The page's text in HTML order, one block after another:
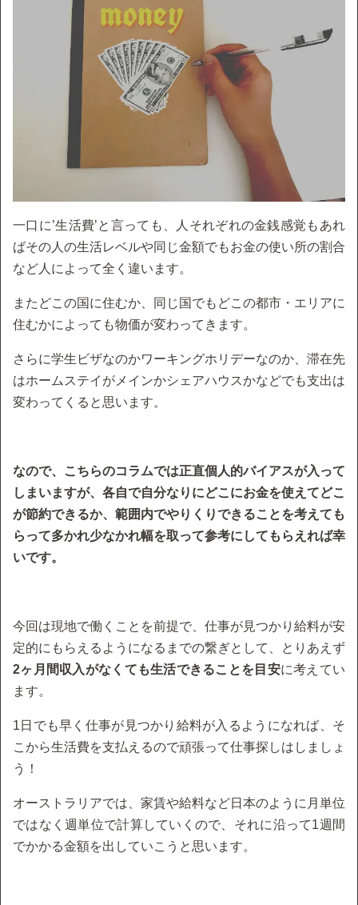
一口に’生活費’と言っても、人それぞれの金銭感覚もあれ
ばその人の生活レベルや同じ金額でもお金の使い所の割合
など人によって全く違います。
またどこの国に住むか、同じ国でもどこの都市・エリアに
住むかによっても物価が変わってきます。
さらに学生ビザなのかワーキングホリデーなのか、滞在先
はホームステイがメインかシェアハウスかなどでも支出は
変わってくると思います。
なので、こちらのコラムでは正直個人的バイアスが入って
しまいますが、各自で自分なりにどこにお金を使えてどこ
が節約できるか、範囲内でやりくりできることを考えても
らって多かれ少なかれ幅を取って参考にしてもらえれば幸
いです。
今回は現地で働くことを前提で、仕事が見つかり給料が安
定的にもらえるようになるまでの繋ぎとして、とりあえず
2ヶ月間収入がなくても生活できることを目安に考えてい
ます。
1日でも早く仕事が見つかり給料が入るようになれば、そ
こから生活費を支払えるので頑張って仕事探しはしましょ
う！
オーストラリアでは、家賃や給料など日本のように月単位
ではなく週単位で計算していくので、それに沿って1週間
でかかる金額を出していこうと思います。